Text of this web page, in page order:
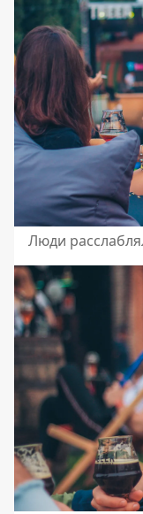
Люди